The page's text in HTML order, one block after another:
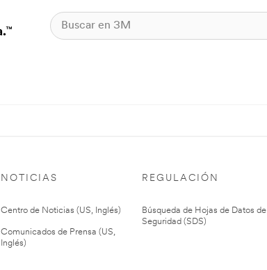
NOTICIAS
Centro de Noticias (US, Inglés)
Comunicados de Prensa (US,
Inglés)
REGULACIÓN
Búsqueda de Hojas de Datos de
Seguridad (SDS)